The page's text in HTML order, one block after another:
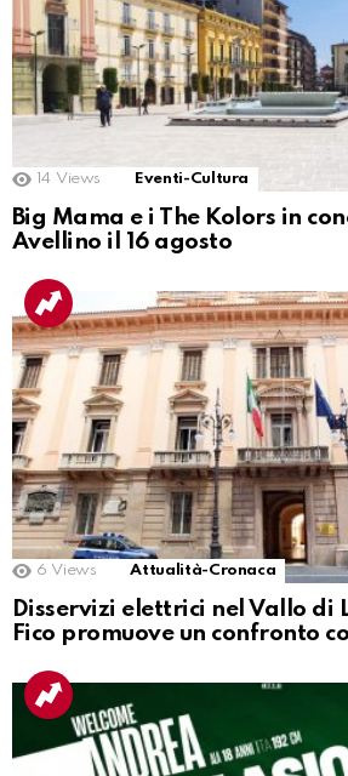
14 Views Eventi-Cultura
Big Mama e i The Kolors in
Avellino il 16 agosto
6 Views Attualità-Cronaca
Disservizi elettrici nel Vallo di
Fico promuove un confronto